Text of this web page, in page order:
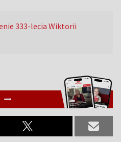
333-lecia Wiktorii